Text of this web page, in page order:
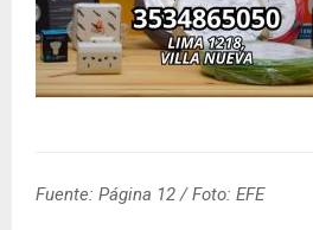
Fuente: Página 12 / Foto: EFE